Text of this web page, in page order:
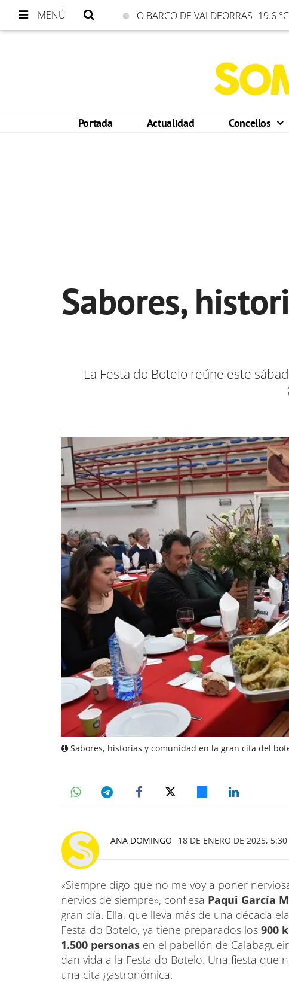
MENÚ O BARCO DE VALDEORRAS 19.6 °C
Portada Actualidad Concellos
Sabores,
La Festa do Botelo reúne este
Sabores, historias y comunidad en la gran cita del
ANA DOMINGO 18 DE ENERO DE 2025, 5:30
«Siempre digo que no me voy a poner
nervios de siempre», confiesa Paqui García
gran día. Ella, que lleva más de una década
Festa do Botelo, ya tiene preparados los 900
1.500 personas en el pabellón de
dan vida a la Festa do Botelo. Una fiesta que
una cita gastronómica.